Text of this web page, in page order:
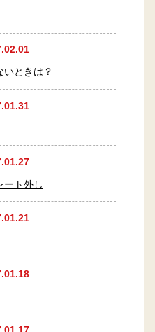
いときは？
ート外し